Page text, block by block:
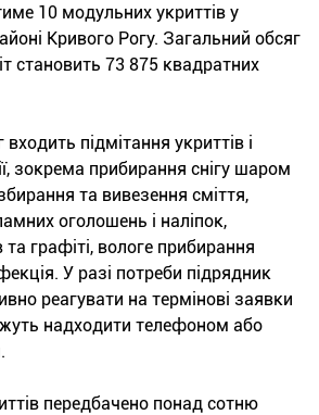
10 модульних укриттів у
Кривого Рогу. Загальний обсяг
становить 73 875 квадратних
підмітання укриттів і
зокрема прибирання снігу шаром
та вивезення сміття,
оголошень і наліпок,
графіті, вологе прибирання
У разі потреби підрядник
реагувати на термінові заявки
надходити телефоном або
передбачено понад сотню